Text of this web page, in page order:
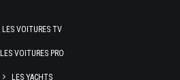
LES VOITURES TV
LES VOITURES PRO
LES YACHTS